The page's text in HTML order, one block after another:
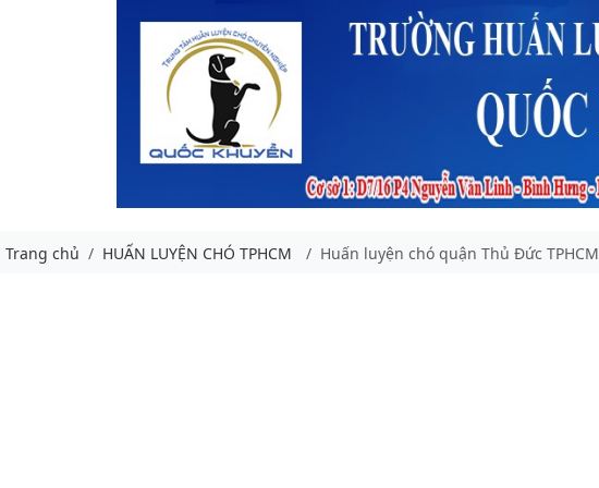
Trang chủ HUẤN LUYỆN CHÓ TPHCM Huấn luyện chó quận Thủ Đức TPHCM